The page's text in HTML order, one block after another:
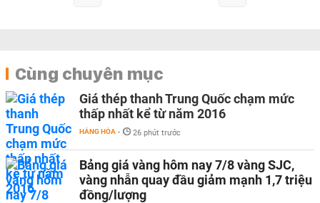
Cùng chuyên mục
Giá thép thanh Trung Quốc chạm mức
thấp nhất kể từ năm 2016
HÀNG HÓA - 26 phút trước
Bảng giá vàng hôm nay 7/8 vàng SJC,
vàng nhẫn quay đầu giảm mạnh 1,7 triệu
đồng/lượng